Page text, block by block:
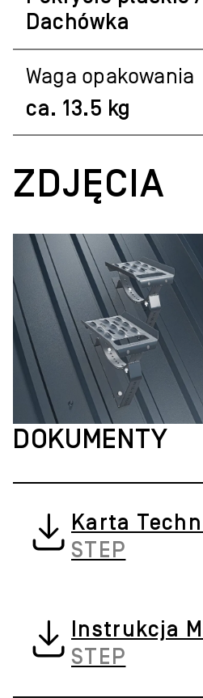
Dachówka
Waga opakowania
ca. 13.5 kg
ZDJĘCIA
DOKUMENTY
Karta
STEP
Instrukcja
STEP